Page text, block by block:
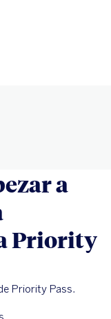
a
Priority
Priority Pass.